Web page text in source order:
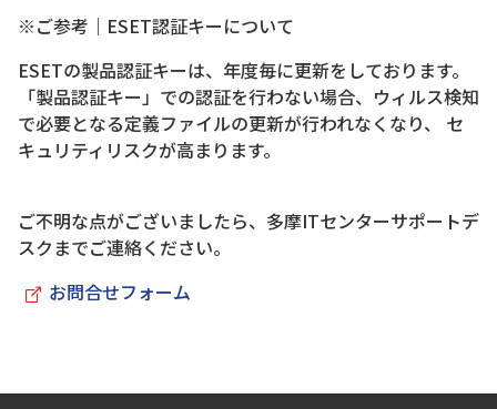
※ご参考｜ESET認証キーについて
ESETの製品認証キーは、年度毎に更新をしております。
「製品認証キー」での認証を行わない場合、ウィルス検知
で必要となる定義ファイルの更新が行われなくなり、 セ
キュリティリスクが高まります。
ご不明な点がございましたら、多摩ITセンターサポートデ
スクまでご連絡ください。
お問合せフォーム